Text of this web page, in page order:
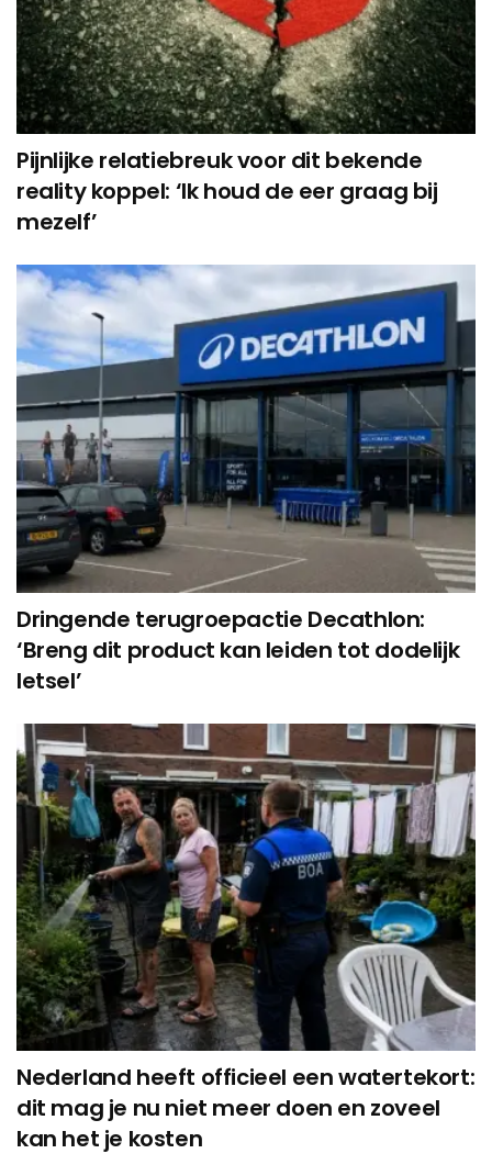
Pijnlijke relatiebreuk voor dit bekende
reality koppel: ‘Ik houd de eer graag bij
mezelf’
Dringende terugroepactie Decathlon:
‘Breng dit product kan leiden tot dodelijk
letsel’
Nederland heeft officieel een watertekort:
dit mag je nu niet meer doen en zoveel
kan het je kosten